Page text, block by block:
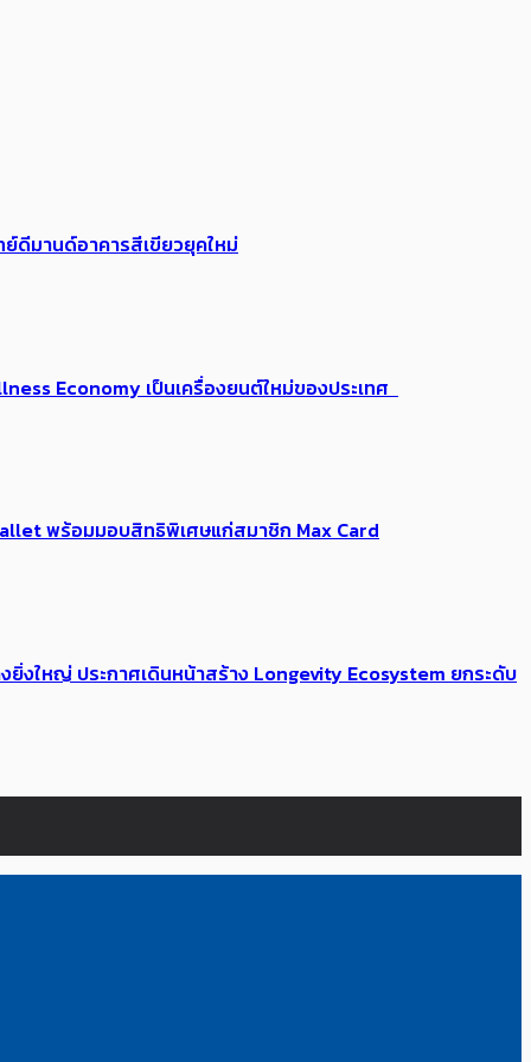
ย์ดีมานด์อาคารสีเขียวยุคใหม่
Economy เป็นเครื่องยนต์ใหม่ของประเทศ
พร้อมมอบสิทธิพิเศษแก่สมาชิก Max Card
งใหญ่ ประกาศเดินหน้าสร้าง Longevity Ecosystem ยกระดับ